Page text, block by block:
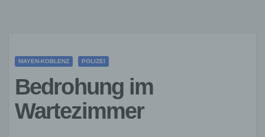
MAYEN-KOBLENZ POLIZEI
Bedrohung im
Wartezimmer